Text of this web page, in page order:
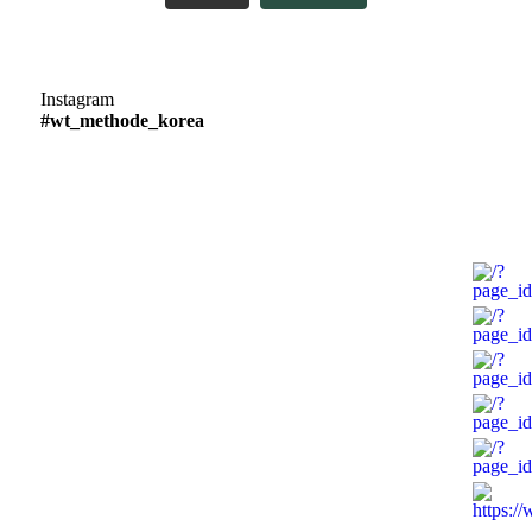
Instagram
#wt_methode_korea